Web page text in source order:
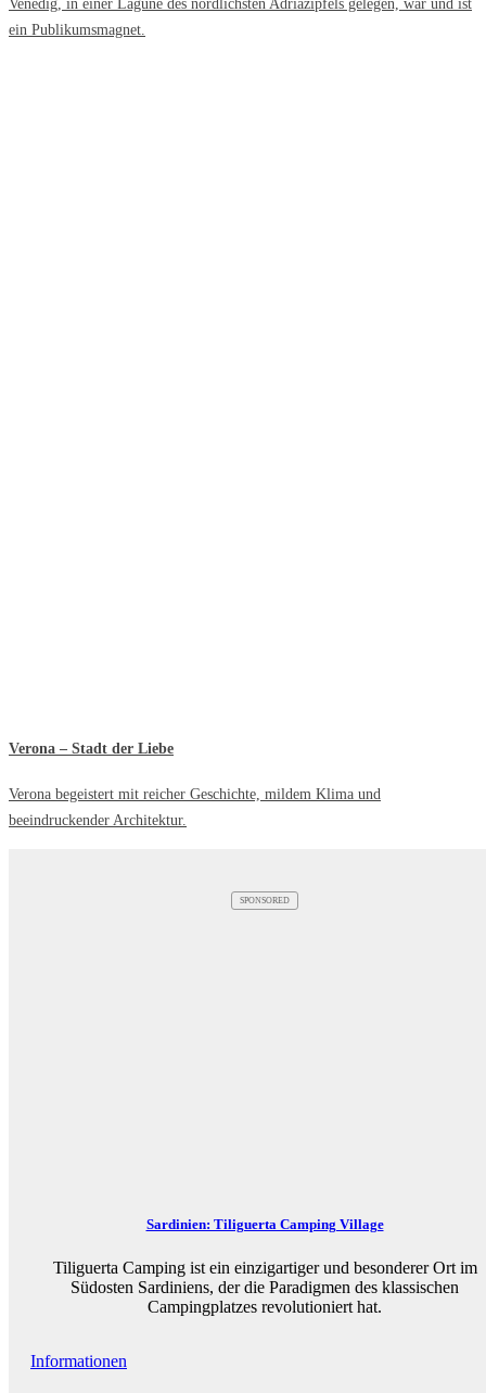
Venedig, in einer Lagune des nördlichsten Adriazipfels gelegen, war und ist
ein Publikumsmagnet.
Verona – Stadt der Liebe
Verona begeistert mit reicher Geschichte, mildem Klima und
beeindruckender Architektur.
SPONSORED
Sardinien: Tiliguerta Camping Village
Tiliguerta Camping ist ein einzigartiger und besonderer Ort im
Südosten Sardiniens, der die Paradigmen des klassischen
Campingplatzes revolutioniert hat.
Informationen